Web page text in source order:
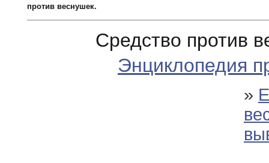
против веснушек.
Средство против
Энциклопедия
»